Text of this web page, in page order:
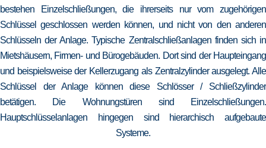
bestehen Einzelschließungen, die ihrerseits nur vom zugehörigen
Schlüssel geschlossen werden können, und nicht von den anderen
Schlüsseln der Anlage. Typische Zentralschließanlagen finden sich in
Mietshäusern, Firmen- und Bürogebäuden. Dort sind der Haupteingang
und beispielsweise der Kellerzugang als Zentralzylinder ausgelegt. Alle
Schlüssel der Anlage können diese Schlösser / Schließzylinder
betätigen. Die Wohnungstüren sind Einzelschließungen.
Hauptschlüsselanlagen hingegen sind hierarchisch aufgebaute
Systeme.